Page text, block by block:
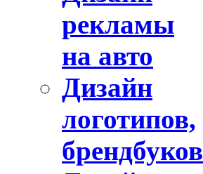
рекламы
на авто
Дизайн
логотипов,
брендбуков